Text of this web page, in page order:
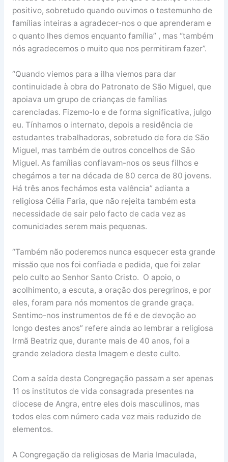
positivo, sobretudo quando ouvimos o testemunho de
famílias inteiras a agradecer-nos o que aprenderam e
o quanto lhes demos enquanto família” , mas “também
nós agradecemos o muito que nos permitiram fazer”.
“Quando viemos para a ilha viemos para dar
continuidade à obra do Patronato de São Miguel, que
apoiava um grupo de crianças de famílias
carenciadas. Fizemo-lo e de forma significativa, julgo
eu. Tínhamos o internato, depois a residência de
estudantes trabalhadoras, sobretudo de fora de São
Miguel, mas também de outros concelhos de São
Miguel. As famílias confiavam-nos os seus filhos e
chegámos a ter na década de 80 cerca de 80 jovens.
Há três anos fechámos esta valência” adianta a
religiosa Célia Faria, que não rejeita também esta
necessidade de sair pelo facto de cada vez as
comunidades serem mais pequenas.
“Também não poderemos nunca esquecer esta grande
missão que nos foi confiada e pedida, que foi zelar
pelo culto ao Senhor Santo Cristo. O apoio, o
acolhimento, a escuta, a oração dos peregrinos, e por
eles, foram para nós momentos de grande graça.
Sentimo-nos instrumentos de fé e de devoção ao
longo destes anos” refere ainda ao lembrar a religiosa
Irmã Beatriz que, durante mais de 40 anos, foi a
grande zeladora desta Imagem e deste culto.
Com a saída desta Congregação passam a ser apenas
11 os institutos de vida consagrada presentes na
diocese de Angra, entre eles dois masculinos, mas
todos eles com número cada vez mais reduzido de
elementos.
A Congregação da religiosas de Maria Imaculada,